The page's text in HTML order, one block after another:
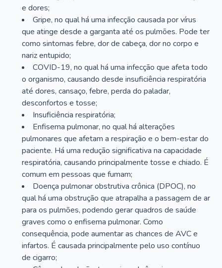
e dores;
Gripe, no qual há uma infecção causada por vírus
que atinge desde a garganta até os pulmões. Pode ter
como sintomas febre, dor de cabeça, dor no corpo e
nariz entupido;
COVID-19, no qual há uma infecção que afeta todo
o organismo, causando desde insuficiência respiratória
até dores, cansaço, febre, perda do paladar,
desconfortos e tosse;
Insuficiência respiratória;
Enfisema pulmonar, no qual há alterações
pulmonares que afetam a respiração e o bem-estar do
paciente. Há uma redução significativa na capacidade
respiratória, causando principalmente tosse e chiado. É
comum em pessoas que fumam;
Doença pulmonar obstrutiva crônica (DPOC), no
qual há uma obstrução que atrapalha a passagem de ar
para os pulmões, podendo gerar quadros de saúde
graves como o enfisema pulmonar. Como
consequência, pode aumentar as chances de AVC e
infartos. É causada principalmente pelo uso contínuo
de cigarro;